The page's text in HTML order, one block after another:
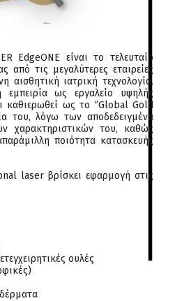
EdgeONE είναι το τελευταίο
από τις μεγαλύτερες εταιρείες
αισθητική ιατρική τεχνολογία.
ως εργαλείο υψηλής
καθιερωθεί ως το ‘’Global Gold
του, λόγω των αποδεδειγμένα
χαρακτηριστικών του, καθώς
ποιότητα κατασκευής
laser βρίσκει εφαρμογή στις
ουλές